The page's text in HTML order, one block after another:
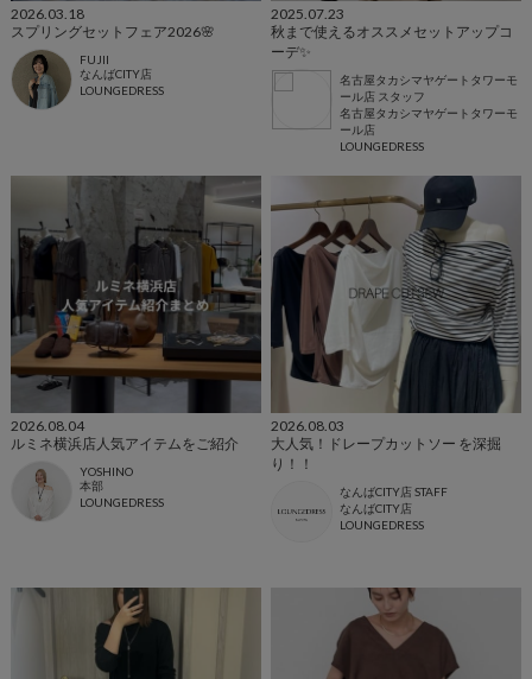
2026.03.18
スプリングセットフェア2026🌸
FUJII
なんばCITY店
LOUNGEDRESS
2025.07.23
秋まで使えるオススメセットアップコ
ーデ✨
名古屋タカシマヤゲートタワーモ
ール店 スタッフ
名古屋タカシマヤゲートタワーモ
ール店
LOUNGEDRESS
2026.08.04
ルミネ横浜店人気アイテムをご紹介
YOSHINO
本部
LOUNGEDRESS
2026.08.03
大人気！ドレープカットソー を深掘
り！！
なんばCITY店 STAFF
なんばCITY店
LOUNGEDRESS